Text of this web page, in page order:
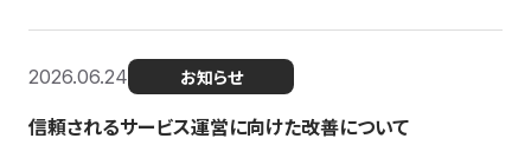
2026.06.24 お知らせ
信頼されるサービス運営に向けた改善について